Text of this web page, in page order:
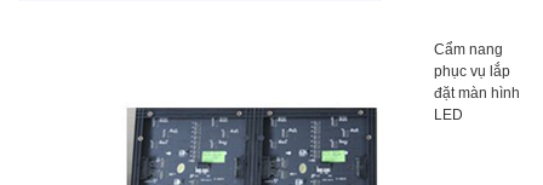
Cẩm nang
phục vụ lắp
đặt màn hình
LED